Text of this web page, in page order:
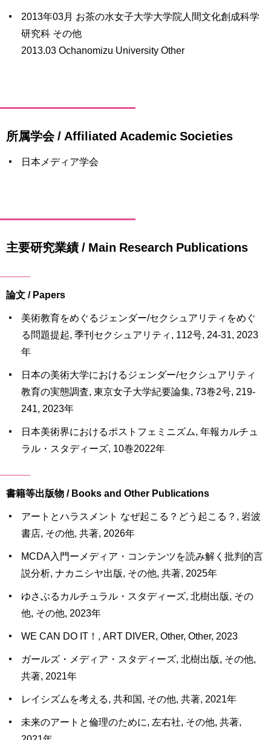
2013年03月 お茶の水女子大学大学院人間文化創成科学
研究科 その他
2013.03 Ochanomizu University Other
所属学会 / Affiliated Academic Societies
日本メディア学会
主要研究業績 / Main Research Publications
論文 / Papers
美術教育をめぐるジェンダー/セクシュアリティをめぐ
る問題提起, 季刊セクシュアリティ, 112号, 24-31, 2023
年
日本の美術大学におけるジェンダー/セクシュアリティ
教育の実態調査, 東京女子大学紀要論集, 73巻2号, 219-
241, 2023年
日本美術界におけるポストフェミニズム, 年報カルチュ
ラル・スタディーズ, 10巻2022年
書籍等出版物 / Books and Other Publications
アートとハラスメント なぜ起こる？どう起こる？, 岩波
書店, その他, 共著, 2026年
MCDA入門ーメディア・コンテンツを読み解く批判的言
説分析, ナカニシヤ出版, その他, 共著, 2025年
ゆさぶるカルチュラル・スタディーズ, 北樹出版, その
他, その他, 2023年
WE CAN DO IT！, ART DIVER, Other, Other, 2023
ガールズ・メディア・スタディーズ, 北樹出版, その他,
共著, 2021年
レイシズムを考える, 共和国, その他, 共著, 2021年
未来のアートと倫理のために, 左右社, その他, 共著,